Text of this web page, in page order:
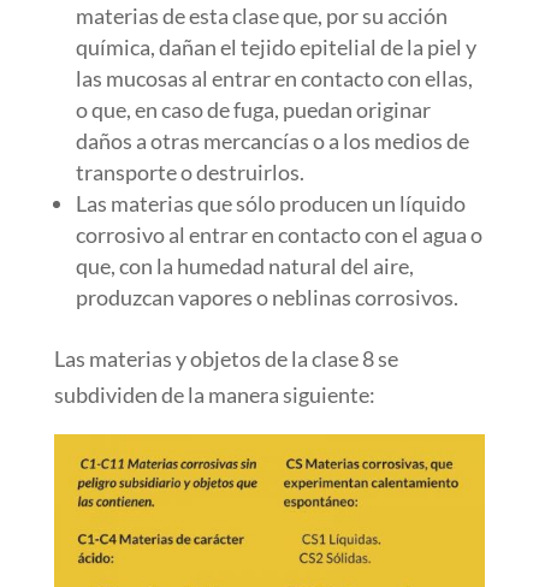
materias de esta clase que, por su acción
química, dañan el tejido epitelial de la piel y
las mucosas al entrar en contacto con ellas,
o que, en caso de fuga, puedan originar
daños a otras mercancías o a los medios de
transporte o destruirlos.
Las materias que sólo producen un líquido
corrosivo al entrar en contacto con el agua o
que, con la humedad natural del aire,
produzcan vapores o neblinas corrosivos.
Las materias y objetos de la clase 8 se
subdividen de la manera siguiente: